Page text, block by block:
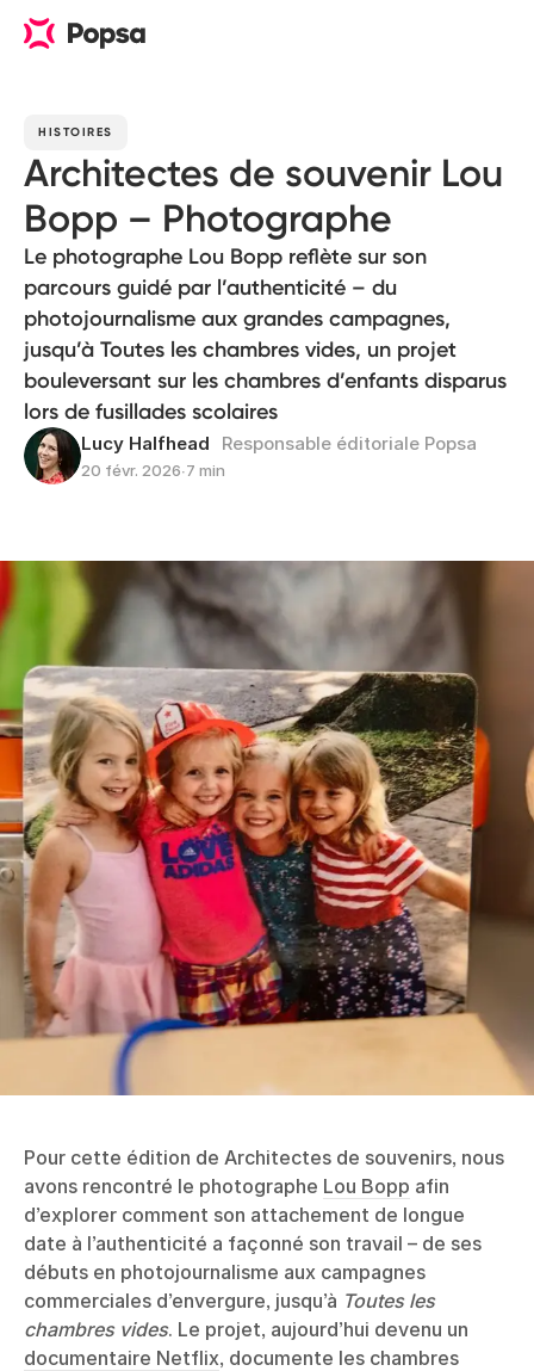
HISTOIRES
Architectes de souvenir Lou
Bopp – Photographe
Le photographe Lou Bopp reflète sur son
parcours guidé par l’authenticité – du
photojournalisme aux grandes campagnes,
jusqu’à Toutes les chambres vides, un projet
bouleversant sur les chambres d’enfants disparus
lors de fusillades scolaires
Lucy Halfhead Responsable éditoriale Popsa
20 févr. 2026∙7 min
Pour cette édition de Architectes de souvenirs, nous
avons rencontré le photographe Lou Bopp afin
d’explorer comment son attachement de longue
date à l’authenticité a façonné son travail – de ses
débuts en photojournalisme aux campagnes
commerciales d’envergure, jusqu’à Toutes les
chambres vides. Le projet, aujourd’hui devenu un
documentaire Netflix, documente les chambres